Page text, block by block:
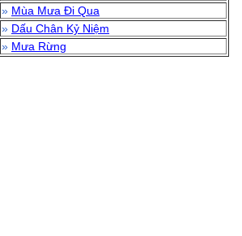
» Mùa Mưa Đi Qua
» Dấu Chân Kỷ Niệm
» Mưa Rừng